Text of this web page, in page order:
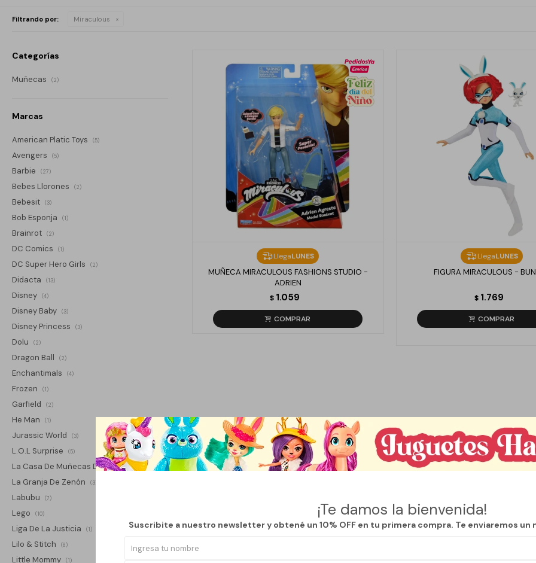
¡Te damos la bienvenida!
Suscribite a nuestro newsletter y obtené un 10% OFF en tu primera compra. Te enviaremos
Filtrando por: Miraculous
LlegaLUNES
MUÑECA MIRACULOUS FASHIONS STUDIO -
ADRIEN
$ 1.059
LlegaLUNES
FIGURA MIRACULOUS -
$ 1.769
Categorías
Muñecas (2)
Marcas
American Platic Toys (5)
Avengers (5)
Barbie (27)
Bebes Llorones (2)
Bebesit (3)
Bob Esponja (1)
Brainrot (2)
DC Comics (1)
DC Super Hero Girls (2)
Didacta (13)
Disney (4)
Disney Baby (3)
Disney Princess (3)
Dolu (2)
Dragon Ball (2)
Enchantimals (4)
Frozen (1)
Garfield (2)
He Man (1)
Jurassic World (3)
L.O.L Surprise (5)
La Casa De Muñecas De Gabby (2)
La Granja De Zenón (3)
Labubu (7)
Lego (10)
Liga De La Justicia (1)
Lilo & Stitch (8)
Little Mommy (1)